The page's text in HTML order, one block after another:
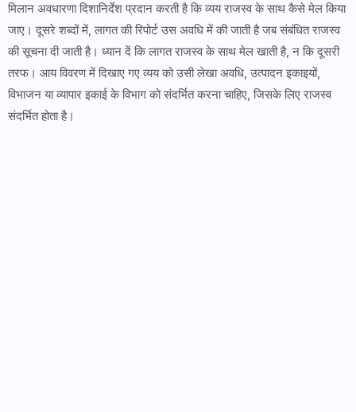
मिलान अवधारणा दिशानिर्देश प्रदान करती है कि व्यय राजस्व के साथ कैसे मेल किया
जाए। दूसरे शब्दों में, लागत की रिपोर्ट उस अवधि में की जाती है जब संबंधित राजस्व
की सूचना दी जाती है। ध्यान दें कि लागत राजस्व के साथ मेल खाती है, न कि दूसरी
तरफ। आय विवरण में दिखाए गए व्यय को उसी लेखा अवधि, उत्पादन इकाइयों,
विभाजन या व्यापार इकाई के विभाग को संदर्भित करना चाहिए, जिसके लिए राजस्व
संदर्भित होता है।